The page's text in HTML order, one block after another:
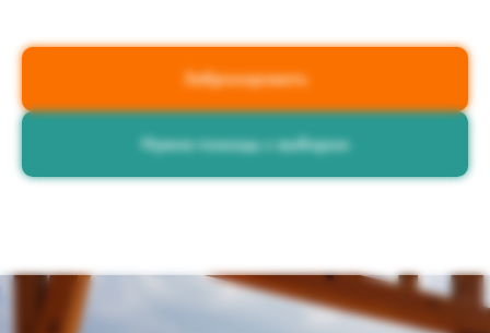
Забронировать
Нужна помощь с выбором